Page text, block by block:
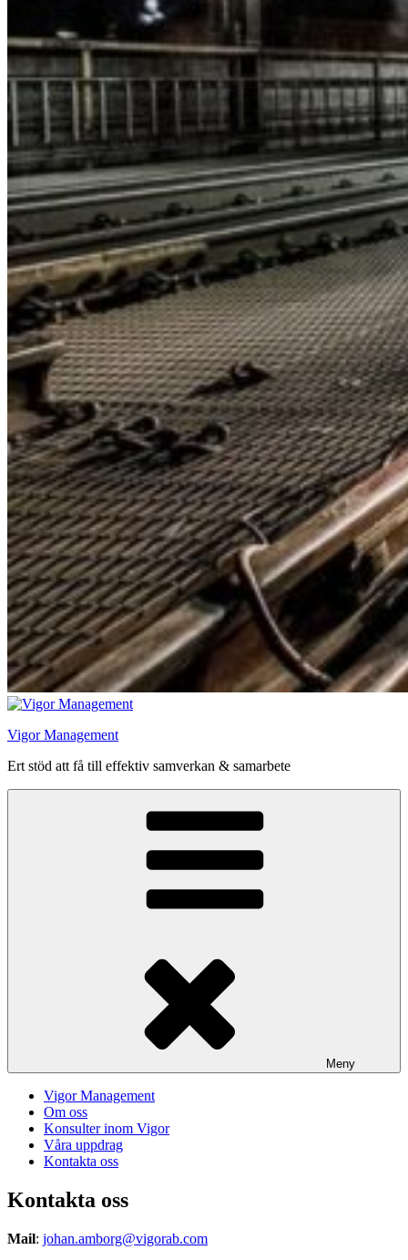
Vigor Management
Ert stöd att få till effektiv samverkan & samarbete
Meny
Vigor Management
Om oss
Konsulter inom Vigor
Våra uppdrag
Kontakta oss
Kontakta oss
Mail: johan.amborg@vigorab.com